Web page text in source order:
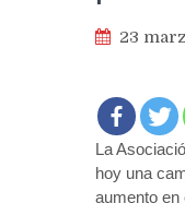
23
La
hoy una
aumento en